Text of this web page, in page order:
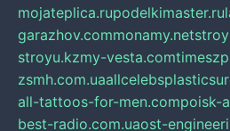
mojateplica.rupodelkimaster.ru
garazhov.commonamy.net
stroyu.kzmy-vesta.com
zsmh.com.ua
all-tattoos-for-men.compoisk-
best-radio.com.uaost-